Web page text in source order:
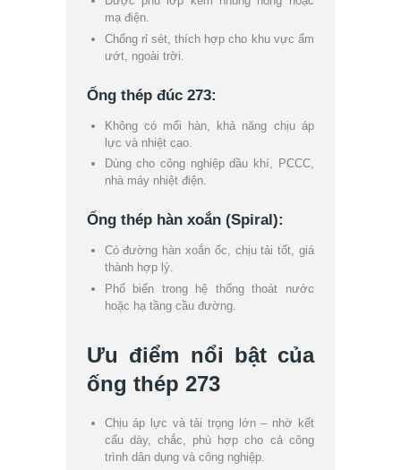
mạ điện.
Chống rỉ sét, thích hợp cho khu vực ẩm
ướt, ngoài trời.
Ống thép đúc 273:
Không có mối hàn, khả năng chịu áp
lực và nhiệt cao.
Dùng cho công nghiệp dầu khí, PCCC,
nhà máy nhiệt điện.
Ống thép hàn xoắn (Spiral):
Có đường hàn xoắn ốc, chịu tải tốt, giá
thành hợp lý.
Phổ biến trong hệ thống thoát nước
hoặc hạ tầng cầu đường.
Ưu điểm nổi bật của
ống thép 273
Chịu áp lực và tải trọng lớn – nhờ kết
cấu dày, chắc, phù hợp cho cả công
trình dân dụng và công nghiệp.